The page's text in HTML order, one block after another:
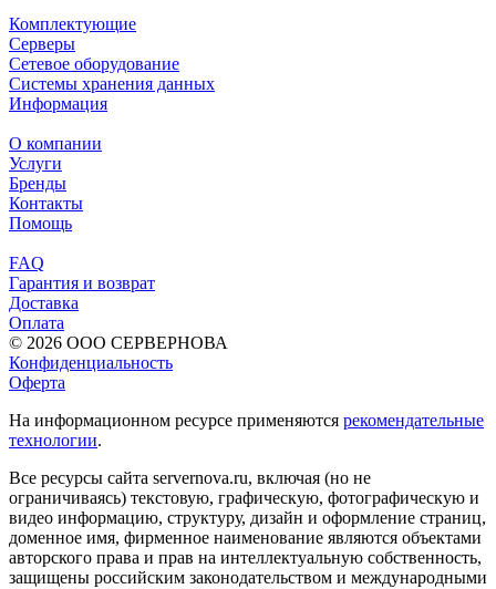
Комплектующие
Серверы
Сетевое оборудование
Системы хранения данных
Информация
О компании
Услуги
Бренды
Контакты
Помощь
FAQ
Гарантия и возврат
Доставка
Оплата
© 2026 ООО СЕРВЕРНОВА
Конфиденциальность
Оферта
На информационном ресурсе применяются рекомендательные
технологии.
Все ресурсы сайта servernova.ru, включая (но не
ограничиваясь) текстовую, графическую, фотографическую и
видео информацию, структуру, дизайн и оформление страниц,
доменное имя, фирменное наименование являются объектами
авторского права и прав на интеллектуальную собственность,
защищены российским законодательством и международными